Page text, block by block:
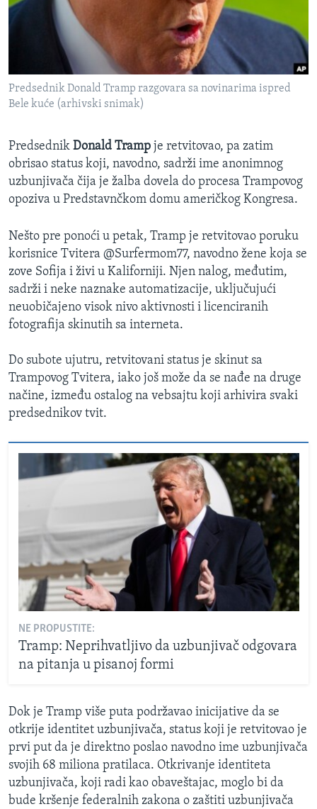
INTERVJU
Predsednik Donald Tramp razgovara sa novinarima ispred
Bele kuće (arhivski snimak)
Predsednik Donald Tramp je retvitovao, pa zatim
obrisao status koji, navodno, sadrži ime anonimnog
uzbunjivača čija je žalba dovela do procesa Trampovog
opoziva u Predstavnčkom domu američkog Kongresa.
Nešto pre ponoći u petak, Tramp je retvitovao poruku
korisnice Tvitera @Surfermom77, navodno žene koja se
zove Sofija i živi u Kaliforniji. Njen nalog, međutim,
sadrži i neke naznake automatizacije, uključujući
neuobičajeno visok nivo aktivnosti i licenciranih
fotografija skinutih sa interneta.
Do subote ujutru, retvitovani status je skinut sa
Trampovog Tvitera, iako još može da se nađe na druge
načine, između ostalog na vebsajtu koji arhivira svaki
predsednikov tvit.
NE PROPUSTITE:
Tramp: Neprihvatljivo da uzbunjivač odgovara
na pitanja u pisanoj formi
Dok je Tramp više puta podržavao inicijative da se
otkrije identitet uzbunjivača, status koji je retvitovao je
prvi put da je direktno poslao navodno ime uzbunjivača
svojih 68 miliona pratilaca. Otkrivanje identiteta
uzbunjivača, koji radi kao obaveštajac, moglo bi da
bude kršenje federalnih zakona o zaštiti uzbunjivača